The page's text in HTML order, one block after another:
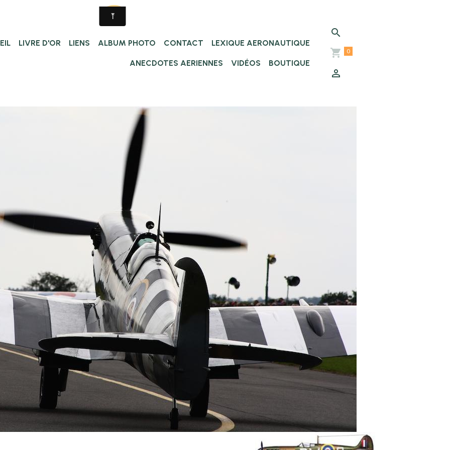
LIVRE D'OR LIENS ALBUM PHOTO CONTACT LEXIQUE AERONAUTIQUE
ANECDOTES AERIENNES VIDÉOS BOUTIQUE
0